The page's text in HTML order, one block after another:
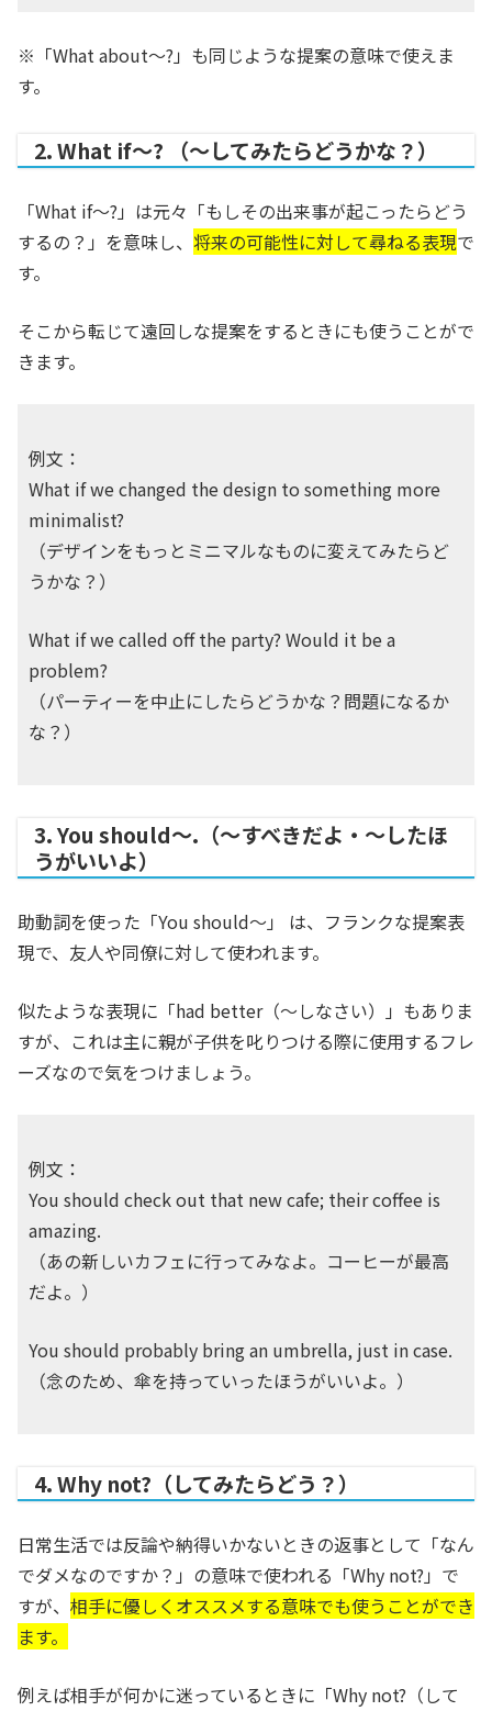
※「What about～?」も同じような提案の意味で使えま
す。
2. What if～? （〜してみたらどうかな？）
「What if～?」は元々「もしその出来事が起こったらどう
するの？」を意味し、 将来の可能性に対して尋ねる表現で
す。
そこから転じて遠回しな提案をするときにも使うことがで
きます。
例文：
What if we changed the design to something more
minimalist?
（デザインをもっとミニマルなものに変えてみたらど
うかな？）
What if we called off the party? Would it be a
problem?
（パーティーを中止にしたらどうかな？問題になるか
な？）
3. You should～.（〜すべきだよ・〜したほ
うがいいよ）
助動詞を使った「You should〜」 は、フランクな提案表
現で、友人や同僚に対して使われます。
似たような表現に「had better（〜しなさい）」もありま
すが、これは主に親が子供を叱りつける際に使用するフレ
ーズなので気をつけましょう。
例文：
You should check out that new cafe; their coffee is
amazing.
（あの新しいカフェに行ってみなよ。コーヒーが最高
だよ。）
You should probably bring an umbrella, just in case.
（念のため、傘を持っていったほうがいいよ。）
4. Why not?（してみたらどう？）
日常生活では反論や納得いかないときの返事として「なん
でダメなのですか？」の意味で使われる「Why not?」で
すが、 相手に優しくオススメする意味でも使うことができ
ます。
例えば相手が何かに迷っているときに「Why not?（して